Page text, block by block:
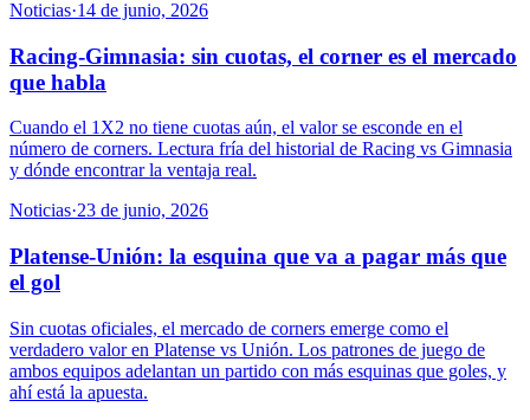
Noticias·14 de junio, 2026
Racing-Gimnasia: sin cuotas, el corner es el mercado
que habla
Cuando el 1X2 no tiene cuotas aún, el valor se esconde en el
número de corners. Lectura fría del historial de Racing vs Gimnasia
y dónde encontrar la ventaja real.
Noticias·23 de junio, 2026
Platense-Unión: la esquina que va a pagar más que
el gol
Sin cuotas oficiales, el mercado de corners emerge como el
verdadero valor en Platense vs Unión. Los patrones de juego de
ambos equipos adelantan un partido con más esquinas que goles, y
ahí está la apuesta.